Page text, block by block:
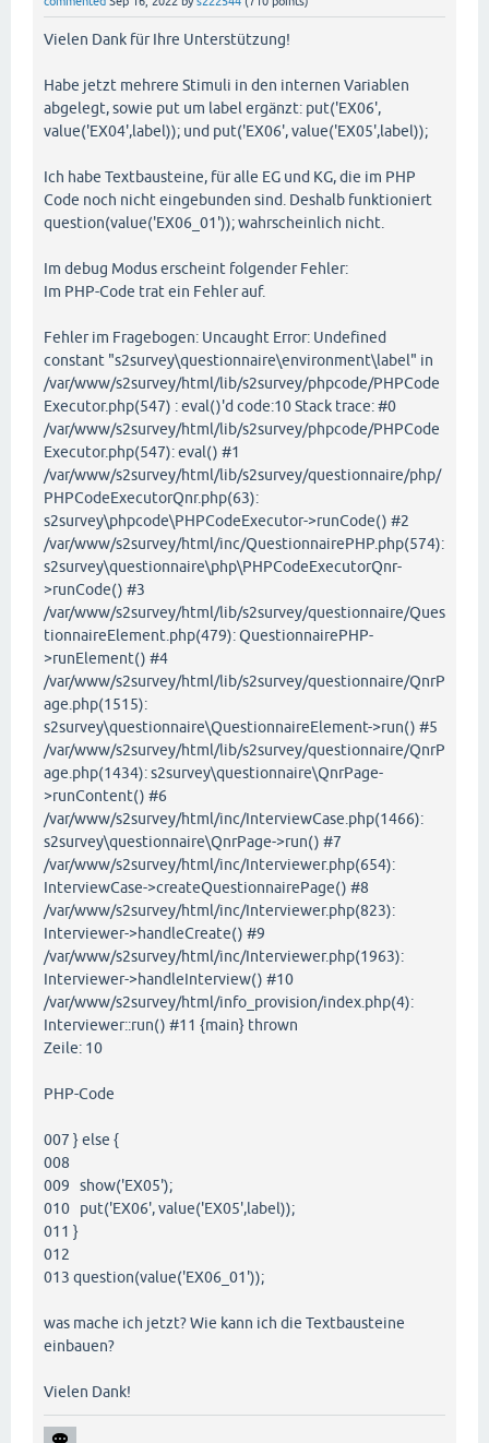
Vielen Dank für Ihre Unterstützung!
Habe jetzt mehrere Stimuli in den internen Variablen
abgelegt, sowie put um label ergänzt: put('EX06',
value('EX04',label)); und put('EX06', value('EX05',label));
Ich habe Textbausteine, für alle EG und KG, die im PHP
Code noch nicht eingebunden sind. Deshalb funktioniert
question(value('EX06_01')); wahrscheinlich nicht.
Im debug Modus erscheint folgender Fehler:
Im PHP-Code trat ein Fehler auf.
Fehler im Fragebogen: Uncaught Error: Undefined
constant "s2survey\questionnaire\environment\label" in
/var/www/s2survey/html/lib/s2survey/phpcode/PHPCode
Executor.php(547) : eval()'d code:10 Stack trace: #0
/var/www/s2survey/html/lib/s2survey/phpcode/PHPCode
Executor.php(547): eval() #1
/var/www/s2survey/html/lib/s2survey/questionnaire/php/
PHPCodeExecutorQnr.php(63):
s2survey\phpcode\PHPCodeExecutor->runCode() #2
/var/www/s2survey/html/inc/QuestionnairePHP.php(574):
s2survey\questionnaire\php\PHPCodeExecutorQnr-
>runCode() #3
/var/www/s2survey/html/lib/s2survey/questionnaire/Ques
tionnaireElement.php(479): QuestionnairePHP-
>runElement() #4
/var/www/s2survey/html/lib/s2survey/questionnaire/QnrP
age.php(1515):
s2survey\questionnaire\QuestionnaireElement->run() #5
/var/www/s2survey/html/lib/s2survey/questionnaire/QnrP
age.php(1434): s2survey\questionnaire\QnrPage-
>runContent() #6
/var/www/s2survey/html/inc/InterviewCase.php(1466):
s2survey\questionnaire\QnrPage->run() #7
/var/www/s2survey/html/inc/Interviewer.php(654):
InterviewCase->createQuestionnairePage() #8
/var/www/s2survey/html/inc/Interviewer.php(823):
Interviewer->handleCreate() #9
/var/www/s2survey/html/inc/Interviewer.php(1963):
Interviewer->handleInterview() #10
/var/www/s2survey/html/info_provision/index.php(4):
Interviewer::run() #11 {main} thrown
Zeile: 10
PHP-Code
007 } else {
008
009 show('EX05');
010 put('EX06', value('EX05',label));
011 }
012
013 question(value('EX06_01'));
was mache ich jetzt? Wie kann ich die Textbausteine
einbauen?
Vielen Dank!